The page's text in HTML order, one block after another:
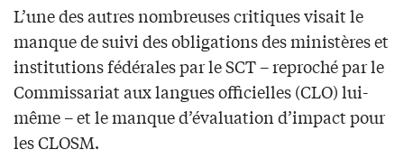
L’une des autres nombreuses critiques visait le
manque de suivi des obligations des ministères et
institutions fédérales par le SCT – reproché par le
Commissariat aux langues officielles (CLO) lui-
même – et le manque d’évaluation d’impact pour
les CLOSM.